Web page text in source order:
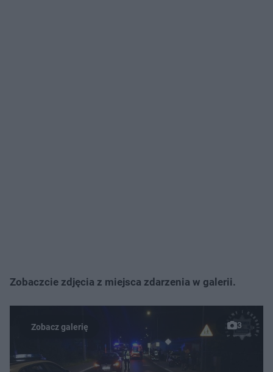
Zobaczcie zdjęcia z miejsca zdarzenia w galerii.
3